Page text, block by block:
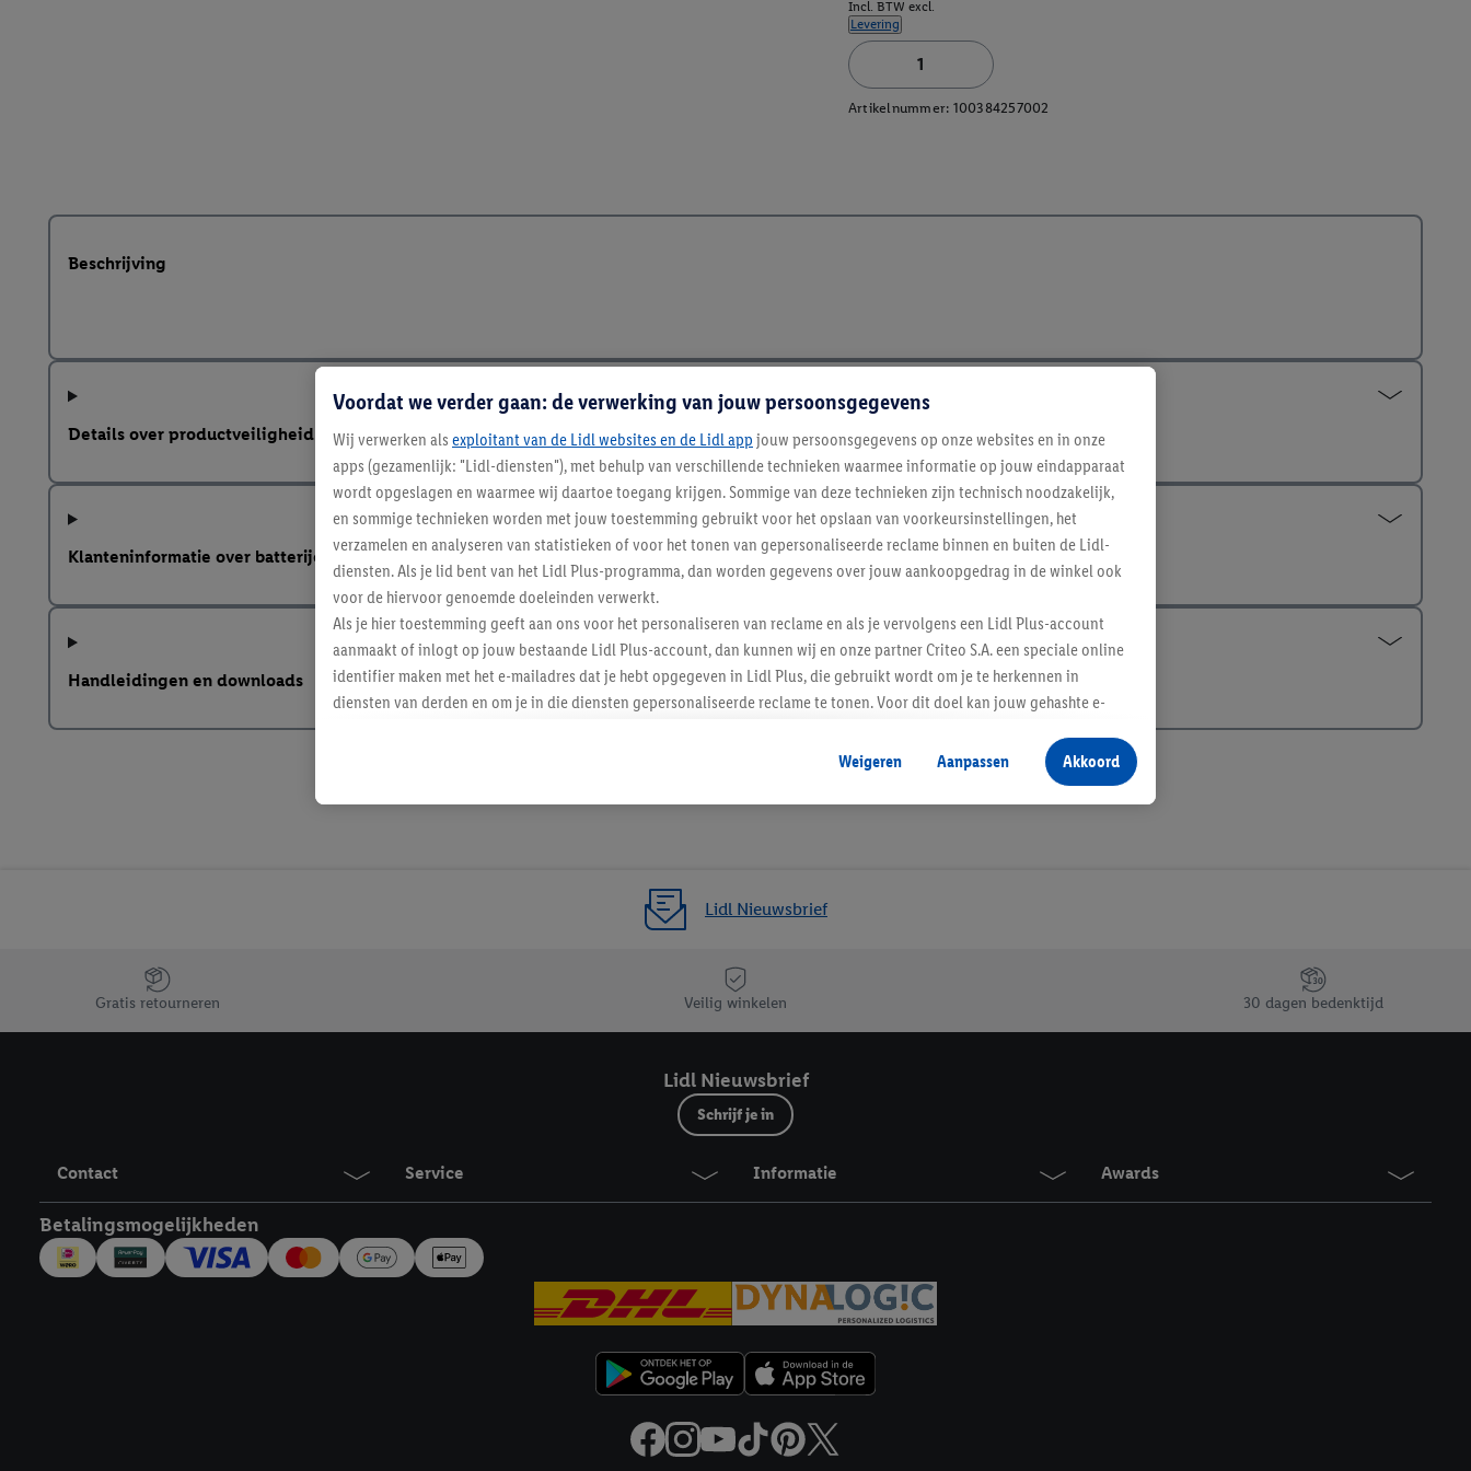
Incl. BTW excl.
Levering
Artikelnummer: 100384257002
Beschrijving
Details over productveiligheid
Klanteninformatie over batterijen Europese Batterijenverordening
Handleidingen en downloads
Lidl Nieuwsbrief
Jouw voordelen bij ons als Lidl webshop klant
Gratis retourneren Veilig winkelen 30 dagen bedenktijd
Lidl Nieuwsbrief
Schrijf je in
Contact Service Informatie Awards
Betalingsmogelijkheden
Voordat we verder gaan: de verwerking van jouw persoonsgegevens
Wij verwerken als exploitant van de Lidl websites en de Lidl app jouw persoonsgegevens op onze websites en in onze
apps (gezamenlijk: "Lidl-diensten"), met behulp van verschillende technieken waarmee informatie op jouw eindapparaat
wordt opgeslagen en waarmee wij daartoe toegang krijgen. Sommige van deze technieken zijn technisch noodzakelijk,
en sommige technieken worden met jouw toestemming gebruikt voor het opslaan van voorkeursinstellingen, het
verzamelen en analyseren van statistieken of voor het tonen van gepersonaliseerde reclame binnen en buiten de Lidl-
diensten. Als je lid bent van het Lidl Plus-programma, dan worden gegevens over jouw aankoopgedrag in de winkel ook
voor de hiervoor genoemde doeleinden verwerkt.
Als je hier toestemming geeft aan ons voor het personaliseren van reclame en als je vervolgens een Lidl Plus-account
aanmaakt of inlogt op jouw bestaande Lidl Plus-account, dan kunnen wij en onze partner Criteo S.A. een speciale online
identifier maken met het e-mailadres dat je hebt opgegeven in Lidl Plus, die gebruikt wordt om je te herkennen in
diensten van derden en om je in die diensten gepersonaliseerde reclame te tonen. Voor dit doel kan jouw gehashte e-
Als je hiervoor toestemming geeft, dan kunnen retargeting advertenties worden weergegeven voor producten waarin je
eerder interesse hebt getoond (bijvoorbeeld door het product in een winkelmandje van een online winkel te plaatsen
mailadres en met eventuele andere identifiers of met identifiers waarover Criteo S.A. beschikt, aan jou kunnen worden
verwerkingsdoeleinden je instemt. Verder kan je er meer informatie vinden over de gegevensverwerking.
Door te klikken op "Weigeren", kies je voor de optie dat er enkel technisch noodzakelijke cookies en vergelijkbare
inclusief over de opslagperiode van de gegevens en je recht om jouw toestemming op elk gewenst moment in te
Je vindt de impressum voor de Lidl website hier.
Weigeren Aanpassen Akkoord